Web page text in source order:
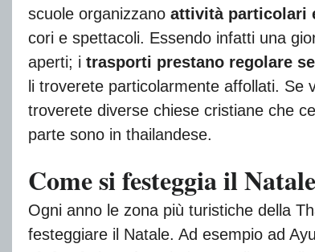
scuole organizzano attività particolari
cori e spettacoli. Essendo infatti una
aperti; i trasporti prestano regolare
li troverete particolarmente affollati. Se
troverete diverse chiese cristiane che
parte sono in thailandese.
Come si festeggia il
Ogni anno le zona più turistiche della
festeggiare il Natale. Ad esempio ad